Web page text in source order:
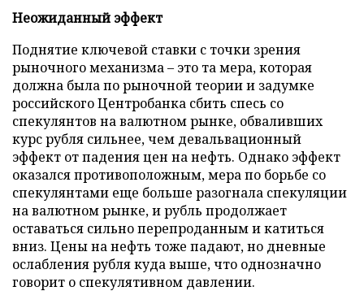
Неожиданный эффект
Поднятие ключевой ставки с точки зрения
рыночного механизма – это та мера, которая
должна была по рыночной теории и задумке
российского Центробанка сбить спесь со
спекулянтов на валютном рынке, обваливших
курс рубля сильнее, чем девальвационный
эффект от падения цен на нефть. Однако эффект
оказался противоположным, мера по борьбе со
спекулянтами еще больше разогнала спекуляции
на валютном рынке, и рубль продолжает
оставаться сильно перепроданным и катиться
вниз. Цены на нефть тоже падают, но дневные
ослабления рубля куда выше, что однозначно
говорит о спекулятивном давлении.